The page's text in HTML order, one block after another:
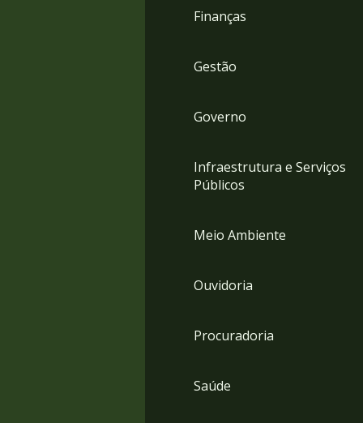
Finanças
Gestão
Governo
Infraestrutura e Serviços
Públicos
Meio Ambiente
Ouvidoria
Procuradoria
Saúde